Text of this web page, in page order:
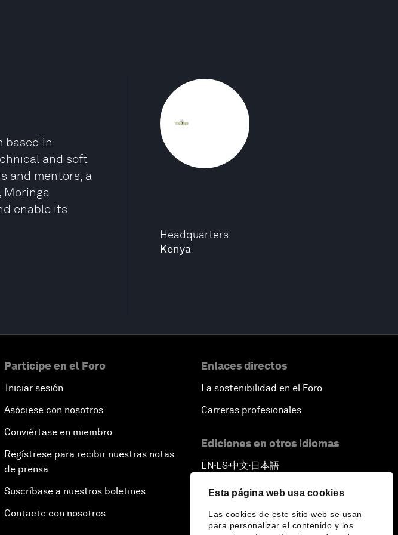
Esta página web usa cookies
Las cookies de este sitio web se usan
para personalizar el contenido y los
Headquarters
Kenya
based in
and soft
and mentors, a
Moringa
enable its
Participe en el Foro
Iniciar sesión
Asóciese con nosotros
Conviértase en miembro
Regístrese para recibir nuestras notas
de prensa
Suscríbase a nuestros boletines
Contacte con nosotros
Enlaces directos
La sostenibilidad en el Foro
Carreras profesionales
Ediciones en otros idiomas
EN ▪ES▪中文▪ 日本語